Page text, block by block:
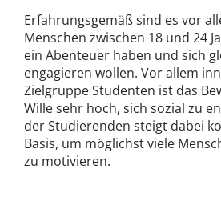
Erfahrungsgemäß sind es vor
Menschen zwischen 18 und 24
ein Abenteuer haben und sich
engagieren wollen. Vor allem
Zielgruppe Studenten ist das
Wille sehr hoch, sich sozial zu
der Studierenden steigt dabei
Basis, um möglichst viele
zu motivieren.